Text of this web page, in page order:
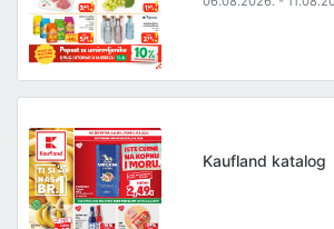
Kaufland katalog